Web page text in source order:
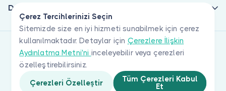
Çerez Tercihlerinizi Seçin
Sitemizde size en iyi hizmeti sunabilmek için çerez
kullanılmaktadır. Detaylar için Çerezlere İlişkin
Aydınlatma Metni'ni inceleyebilir veya çerezleri
özelleştirebilirsiniz.
Çerezleri Özelleştir
Tüm Çerezleri Kabul
Et
Doktorlar için